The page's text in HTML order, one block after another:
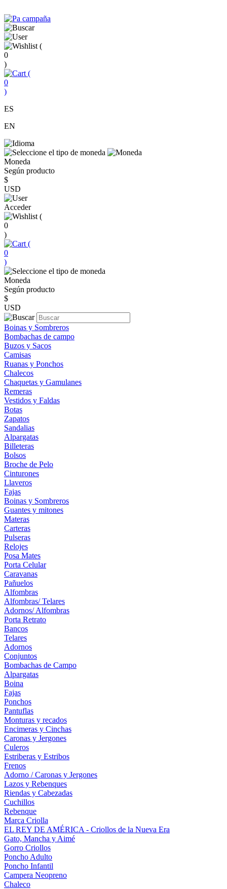
(
0
)
(
0
)
ES
EN
Moneda
Según producto
$
USD
Acceder
(
0
)
(
0
)
Moneda
Según producto
$
USD
Boinas y Sombreros
Bombachas de campo
Buzos y Sacos
Camisas
Ruanas y Ponchos
Chalecos
Chaquetas y Gamulanes
Remeras
Vestidos y Faldas
Botas
Zapatos
Sandalias
Alpargatas
Billeteras
Bolsos
Broche de Pelo
Cinturones
Llaveros
Fajas
Boinas y Sombreros
Guantes y mitones
Materas
Carteras
Pulseras
Relojes
Posa Mates
Porta Celular
Caravanas
Pañuelos
Alfombras
Alfombras/ Telares
Adornos/ Alfombras
Porta Retrato
Bancos
Telares
Adornos
Conjuntos
Bombachas de Campo
Alpargatas
Boina
Fajas
Ponchos
Pantuflas
Monturas y recados
Encimeras y Cinchas
Caronas y Jergones
Culeros
Estriberas y Estribos
Frenos
Adorno / Caronas y Jergones
Lazos y Rebenques
Riendas y Cabezadas
Cuchillos
Rebenque
Marca Criolla
EL REY DE AMÉRICA - Criollos de la Nueva Era
Gato, Mancha y Aimé
Gorro Criollos
Poncho Adulto
Poncho Infantil
Campera Neopreno
Chaleco